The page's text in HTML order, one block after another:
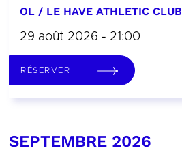
OL / LE HAVE ATHLETIC CLUB
29 août 2026 - 21:00
RÉSERVER
SEPTEMBRE 2026